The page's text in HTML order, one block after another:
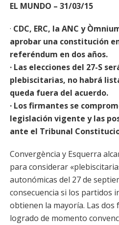
EL MUNDO – 31/03/15
· CDC, ERC, la ANC y
aprobar una constitución
referéndum en dos años.
· Las elecciones del 27-S
plebiscitarias, no habrá
queda fuera del acuerdo.
· Los firmantes se
legislación vigente y las
ante el Tribunal
Convergència y Esquerra
para considerar
autonómicas del 27 de
consecuencia si los partidos
obtienen la mayoría. Las dos
logrado de momento